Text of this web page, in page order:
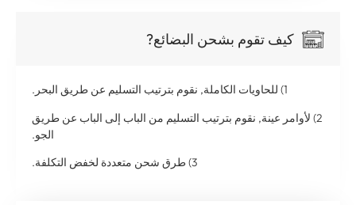
كيف تقوم بشحن البضائع?
1) للحاويات الكاملة, نقوم بترتيب التسليم عن طريق البحر.
2) لأوامر عينة, نقوم بترتيب التسليم من الباب إلى الباب عن طريق
الجو.
3) طرق شحن متعددة لخفض التكلفة.